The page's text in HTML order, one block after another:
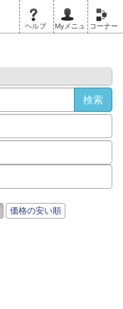
ヘルプ Myメニュ コーナー
価格の安い順